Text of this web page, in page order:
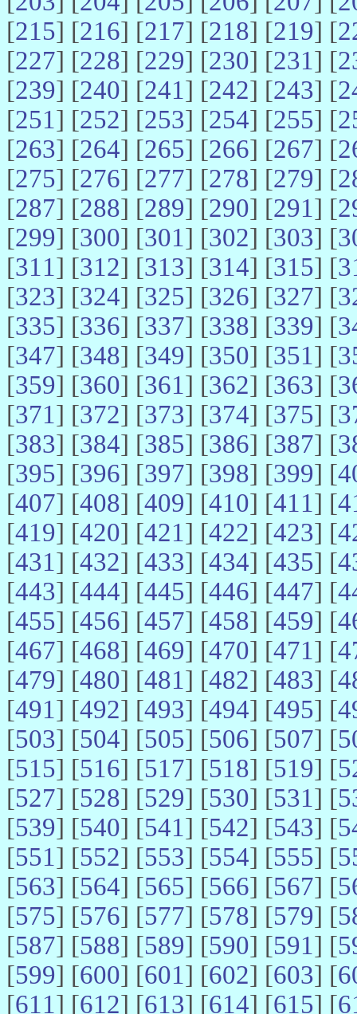
[215] [216] [217] [218] [219] [
[227] [228] [229] [230] [231] [
[239] [240] [241] [242] [243] [
[251] [252] [253] [254] [255] [
[263] [264] [265] [266] [267] [
[275] [276] [277] [278] [279] [
[287] [288] [289] [290] [291] [
[299] [300] [301] [302] [303] [
[311] [312] [313] [314] [315] [
[323] [324] [325] [326] [327] [
[335] [336] [337] [338] [339] [
[347] [348] [349] [350] [351] [
[359] [360] [361] [362] [363] [
[371] [372] [373] [374] [375] [
[383] [384] [385] [386] [387] [
[395] [396] [397] [398] [399] [
[407] [408] [409] [410] [411] [
[419] [420] [421] [422] [423] [
[431] [432] [433] [434] [435] [
[443] [444] [445] [446] [447] [
[455] [456] [457] [458] [459] [
[467] [468] [469] [470] [471] [
[479] [480] [481] [482] [483] [
[491] [492] [493] [494] [495] [
[503] [504] [505] [506] [507] [
[515] [516] [517] [518] [519] [
[527] [528] [529] [530] [531] [
[539] [540] [541] [542] [543] [
[551] [552] [553] [554] [555] [
[563] [564] [565] [566] [567] [
[575] [576] [577] [578] [579] [
[587] [588] [589] [590] [591] [
[599] [600] [601] [602] [603] [
[611] [612] [613] [614] [615] [